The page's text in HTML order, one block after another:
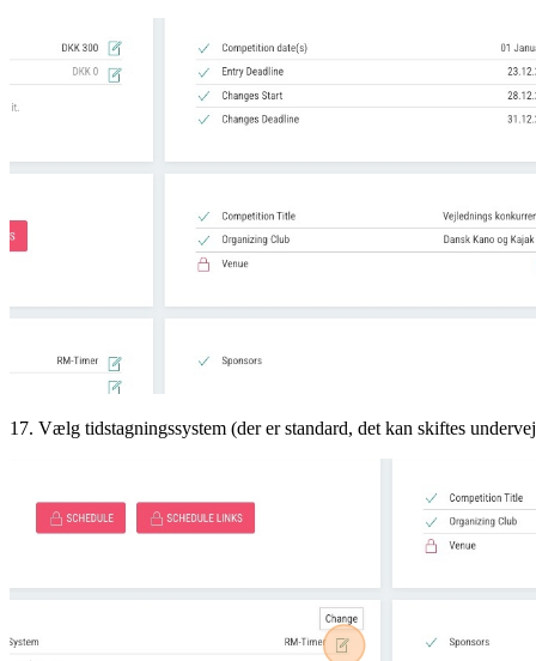
17. Vælg tidstagningssystem (der er standard, det kan skiftes